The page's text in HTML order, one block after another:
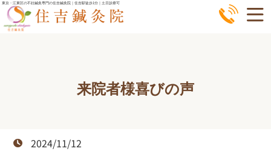
コ
ン
東京・江東区の不妊鍼灸専門の住吉鍼灸院｜住吉駅徒歩1分｜土日診療可
来院者様喜びの声
2024/11/12